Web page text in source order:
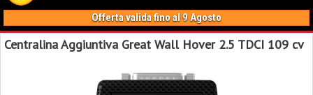
Offerta valida fino al 9 Agosto
Centralina Aggiuntiva Great Wall Hover 2.5 TDCI 109 cv